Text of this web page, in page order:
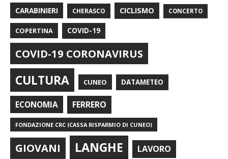
CARABINIERI CHERASCO CICLISMO CONCERTO
COPERTINA COVID-19
COVID-19 CORONAVIRUS
CULTURA CUNEO DATAMETEO
ECONOMIA FERRERO
FONDAZIONE CRC (CASSA RISPARMIO DI CUNEO)
GIOVANI LANGHE LAVORO